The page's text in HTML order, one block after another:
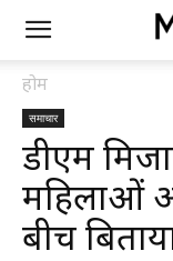
होम
समाचार
डीएम
महिलाओं
बीच